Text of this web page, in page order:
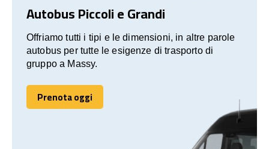
Autobus Piccoli e Grandi
Offriamo tutti i tipi e le dimensioni, in altre parole
autobus per tutte le esigenze di trasporto di
gruppo a Massy.
Prenota oggi
Prenota oggi